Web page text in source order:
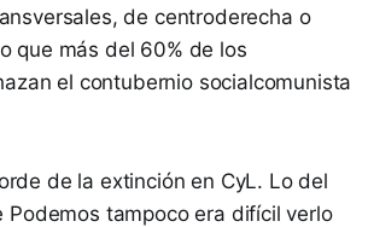
de centroderecha o
que más del 60% de los
el contubernio socialcomunista
de la extinción en CyL. Lo del
tampoco era difícil verlo